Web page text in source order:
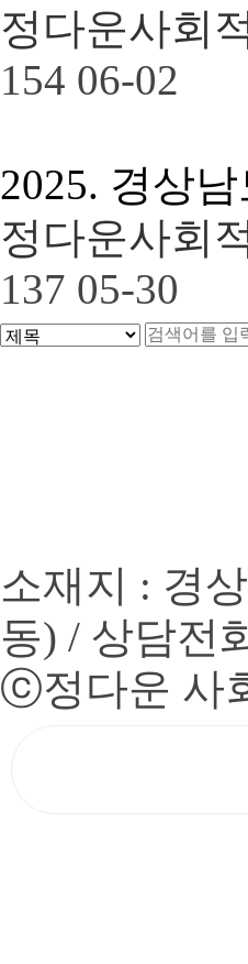
정다운사회
154 06-02
2025. 경상
정다운사회
137 05-30
소재지 : 경
동) / 상담전
ⓒ정다운 사